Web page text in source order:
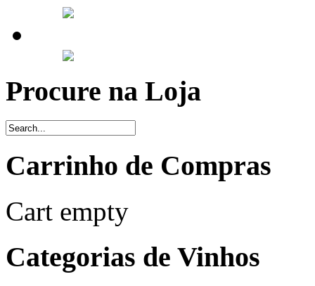
Procure na Loja
Carrinho de Compras
Cart empty
Categorias de Vinhos